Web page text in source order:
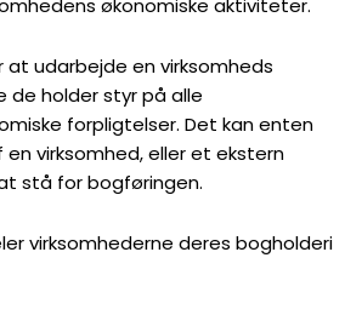
økonomiske aktiviteter.
at udarbejde en virksomheds
de holder styr på alle
forpligtelser. Det kan enten
virksomhed, eller et ekstern
stå for bogføringen.
virksomhederne deres bogholderi